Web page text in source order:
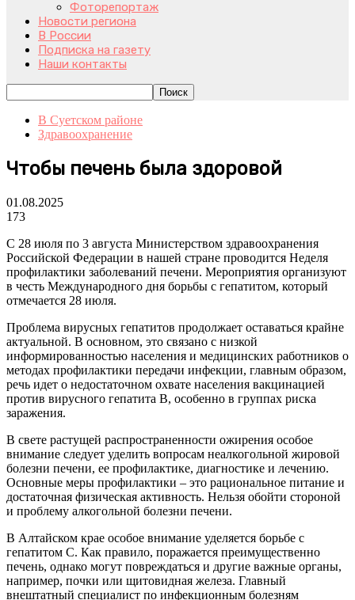
Фоторепортаж
Новости региона
В России
Подписка на газету
Наши контакты
В Суетском районе
Здравоохранение
Чтобы печень была здоровой
01.08.2025
173
С 28 июля по 3 августа Министерством здравоохранения
Российской Федерации в нашей стране проводится Неделя
профилактики заболеваний печени. Мероприятия организуют
в честь Международного дня борьбы с гепатитом, который
отмечается 28 июля.
Проблема вирусных гепатитов продолжает оставаться крайне
актуальной. В основном, это связано с низкой
информированностью населения и медицинских работников о
методах профилактики передачи инфекции, главным образом,
речь идет о недостаточном охвате населения вакцинацией
против вирусного гепатита В, особенно в группах риска
заражения.
В свете растущей распространенности ожирения особое
внимание следует уделить вопросам неалкогольной жировой
болезни печени, ее профилактике, диагностике и лечению.
Основные меры профилактики – это рациональное питание и
достаточная физическая активность. Нельзя обойти стороной
и проблему алкогольной болезни печени.
В Алтайском крае особое внимание уделяется борьбе с
гепатитом С. Как правило, поражается преимущественно
печень, однако могут повреждаться и другие важные органы,
например, почки или щитовидная железа. Главный
внештатный специалист по инфекционным болезням